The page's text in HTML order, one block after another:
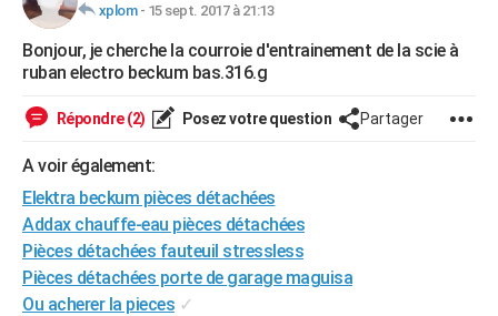
Retraite
Impôts
Epargne
Immobilier
Risques naturels par ville
Banque
Assurance
Crédit
AUTO
Essais
Réserver un essai
Citadines
Berlines
SUV
Forum auto
+HIGH-TECH
Mobiles
Meilleur smartphone
Internet
Ordinateurs
Jeux vidéo
Guide high-tech
BRICOLAGE
WEEK-END
Guides de France
Escapades
Patrimoine
Expositions
Musées
Week-end nature
+LIFESTYLE
Art de vivre
Bien-être
Loisirs
Mode
Modes de vie
SANTE
Alimentation
Guide de la santé
Maladies
Médicaments
Sommeil
xplom- 15 sept. 2017 à 21:13
Bonjour, je cherche la courroie d'entrainement de la scie à
ruban electro beckum bas.316.g
Répondre (2) Posez votre question Partager
A voir également:
Elektra beckum pièces détachées
Addax chauffe-eau pièces détachées
Pièces détachées fauteuil stressless
Pièces détachées porte de garage maguisa
Ou acherer la pieces ✓